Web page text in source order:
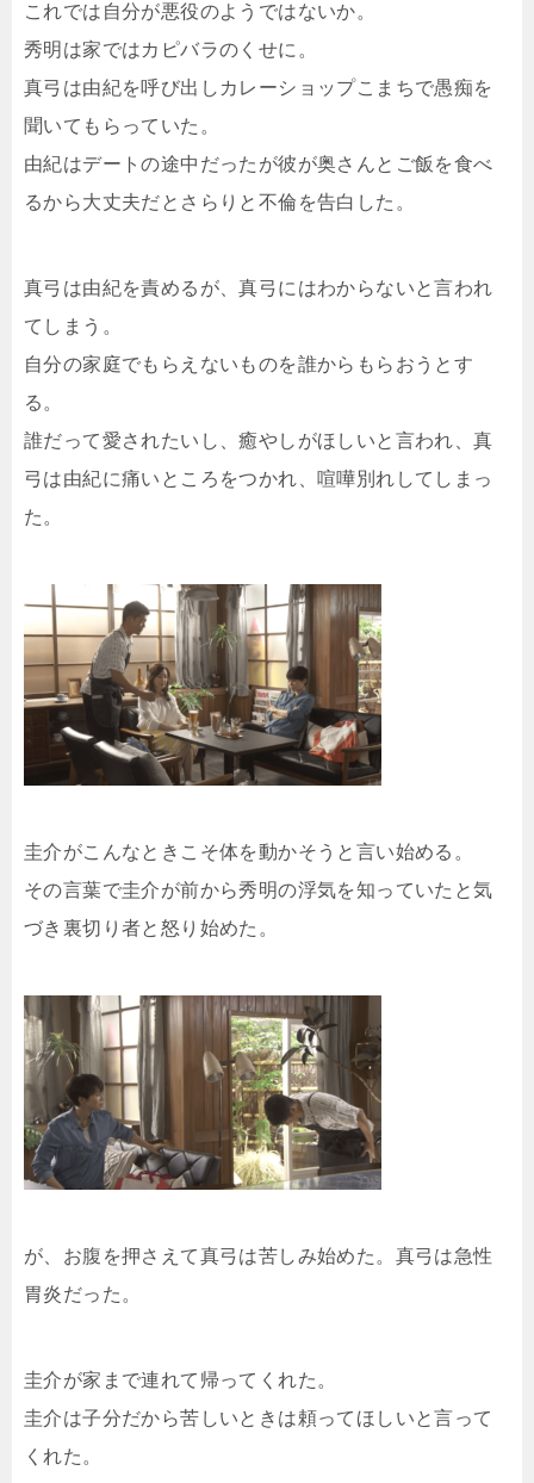
これでは自分が悪役のようではないか。
秀明は家ではカピバラのくせに。
真弓は由紀を呼び出しカレーショップこまちで愚痴を
聞いてもらっていた。
由紀はデートの途中だったが彼が奥さんとご飯を食べ
るから大丈夫だとさらりと不倫を告白した。
真弓は由紀を責めるが、真弓にはわからないと言われ
てしまう。
自分の家庭でもらえないものを誰からもらおうとす
る。
誰だって愛されたいし、癒やしがほしいと言われ、真
弓は由紀に痛いところをつかれ、喧嘩別れしてしまっ
た。
圭介がこんなときこそ体を動かそうと言い始める。
その言葉で圭介が前から秀明の浮気を知っていたと気
づき裏切り者と怒り始めた。
が、お腹を押さえて真弓は苦しみ始めた。真弓は急性
胃炎だった。
圭介が家まで連れて帰ってくれた。
圭介は子分だから苦しいときは頼ってほしいと言って
くれた。